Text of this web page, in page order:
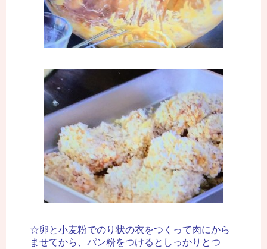
☆卵と小麦粉でのり状の衣をつくって肉にから
ませてから、パン粉をつけるとしっかりとつ